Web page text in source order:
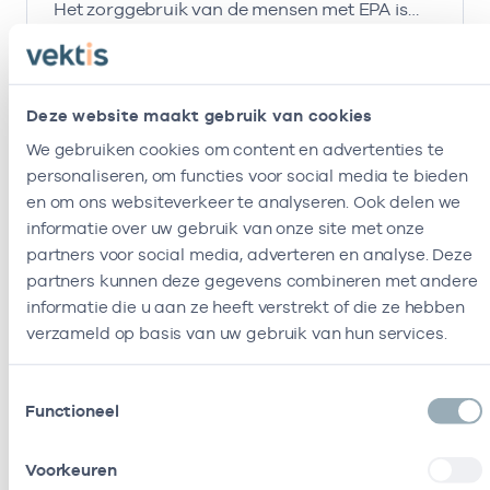
Deze website maakt gebruik van cookies
We gebruiken cookies om content en advertenties te
personaliseren, om functies voor social media te bieden
en om ons websiteverkeer te analyseren. Ook delen we
informatie over uw gebruik van onze site met onze
partners voor social media, adverteren en analyse. Deze
partners kunnen deze gegevens combineren met andere
informatie die u aan ze heeft verstrekt of die ze hebben
verzameld op basis van uw gebruik van hun services.
Functioneel
Voorkeuren
Het zorggebruik van de mensen met EPA is
Zorgverzekeringswet zijn het vijfvoudige van
de gemiddelde uitgaven per verzekerde in de
Nederland.